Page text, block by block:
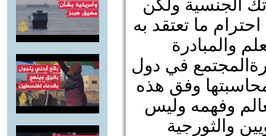
الجنسية ولكن
ما تعتقد به
والمبادرة
في دول
وفق هذه
وفهمه وليس
والثورجية